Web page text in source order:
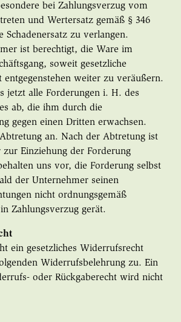
bei Zahlungsverzug vom
und Wertersatz gemäß § 346
Schadenersatz zu verlangen.
ist berechtigt, die Ware im
soweit gesetzliche
entgegenstehen weiter zu veräußern.
jetzt alle Forderungen i. H. des
ab, die ihm durch die
gegen einen Dritten erwachsen.
an. Nach der Abtretung ist
Einziehung der Forderung
uns vor, die Forderung selbst
der Unternehmer seinen
nicht ordnungsgemäß
Zahlungsverzug gerät.
ein gesetzliches Widerrufsrecht
Widerrufsbelehrung zu. Ein
oder Rückgaberecht wird nicht